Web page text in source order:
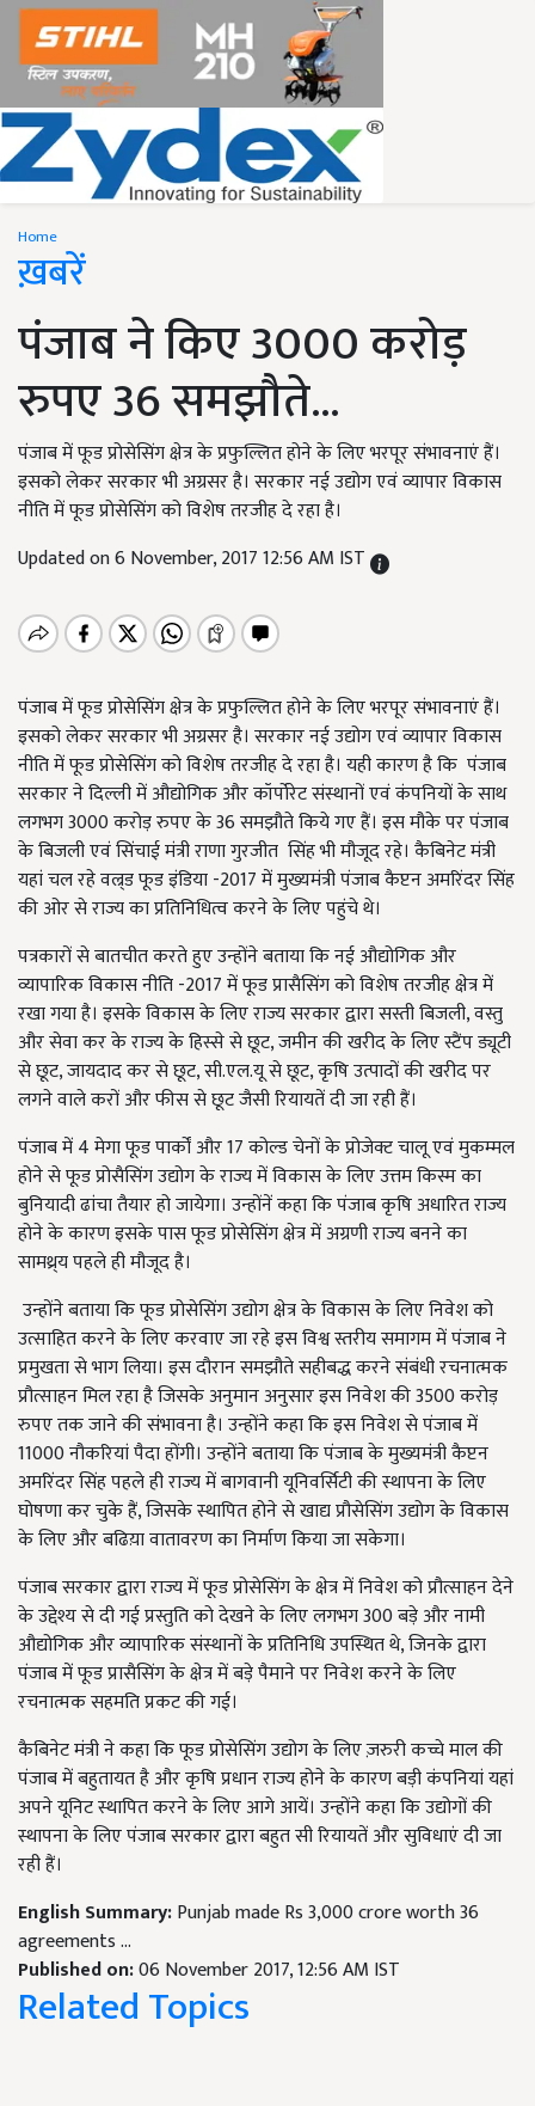
Home
ख़बरें
पंजाब ने किए 3000 करोड़
रुपए 36 समझौते...
पंजाब में फूड प्रोसेसिंग क्षेत्र के प्रफुल्लित होने के लिए भरपूर संभावनाएं हैं।
इसको लेकर सरकार भी अग्रसर है। सरकार नई उद्योग एवं व्यापार विकास
नीति में फूड प्रोसेसिंग को विशेष तरजीह दे रहा है।
Updated on 6 November, 2017 12:56 AM IST
पंजाब में फूड प्रोसेसिंग क्षेत्र के प्रफुल्लित होने के लिए भरपूर संभावनाएं हैं।
इसको लेकर सरकार भी अग्रसर है। सरकार नई उद्योग एवं व्यापार विकास
नीति में फूड प्रोसेसिंग को विशेष तरजीह दे रहा है। यही कारण है कि पंजाब
सरकार ने दिल्ली में औद्योगिक और कॉर्पोरेट संस्थानों एवं कंपनियों के साथ
लगभग 3000 करोड़ रुपए के 36 समझौते किये गए हैं। इस मौके पर पंजाब
के बिजली एवं सिंचाई मंत्री राणा गुरजीत सिंह भी मौजूद रहे। कैबिनेट मंत्री
यहां चल रहे वल्र्ड फूड इंडिया -2017 में मुख्यमंत्री पंजाब कैप्टन अमरिंदर सिंह
की ओर से राज्य का प्रतिनिधित्व करने के लिए पहुंचे थे।
पत्रकारों से बातचीत करते हुए उन्होंने बताया कि नई औद्योगिक और
व्यापारिक विकास नीति -2017 में फूड प्रासैसिंग को विशेष तरजीह क्षेत्र में
रखा गया है। इसके विकास के लिए राज्य सरकार द्वारा सस्ती बिजली, वस्तु
और सेवा कर के राज्य के हिस्से से छूट, जमीन की खरीद के लिए स्टैंप ड्यूटी
से छूट, जायदाद कर से छूट, सी.एल.यू से छूट, कृषि उत्पादों की खरीद पर
लगने वाले करों और फीस से छूट जैसी रियायतें दी जा रही हैं।
पंजाब में 4 मेगा फूड पार्कों और 17 कोल्ड चेनों के प्रोजेक्ट चालू एवं मुकम्मल
होने से फूड प्रोसैसिंग उद्योग के राज्य में विकास के लिए उत्तम किस्म का
बुनियादी ढांचा तैयार हो जायेगा। उन्होंनें कहा कि पंजाब कृषि अधारित राज्य
होने के कारण इसके पास फूड प्रोसेसिंग क्षेत्र में अग्रणी राज्य बनने का
सामथ्र्य पहले ही मौजूद है।
उन्होंने बताया कि फूड प्रोसेसिंग उद्योग क्षेत्र के विकास के लिए निवेश को
उत्साहित करने के लिए करवाए जा रहे इस विश्व स्तरीय समागम में पंजाब ने
प्रमुखता से भाग लिया। इस दौरान समझौते सहीबद्ध करने संबंधी रचनात्मक
प्रौत्साहन मिल रहा है जिसके अनुमान अनुसार इस निवेश की 3500 करोड़
रुपए तक जाने की संभावना है। उन्होंने कहा कि इस निवेश से पंजाब में
11000 नौकरियां पैदा होंगी। उन्होंने बताया कि पंजाब के मुख्यमंत्री कैप्टन
अमरिंदर सिंह पहले ही राज्य में बागवानी यूनिवर्सिटी की स्थापना के लिए
घोषणा कर चुके हैं, जिसके स्थापित होने से खाद्य प्रौसेसिंग उद्योग के विकास
के लिए और बढिय़ा वातावरण का निर्माण किया जा सकेगा।
पंजाब सरकार द्वारा राज्य में फूड प्रोसेसिंग के क्षेत्र में निवेश को प्रौत्साहन देने
के उद्देश्य से दी गई प्रस्तुति को देखने के लिए लगभग 300 बड़े और नामी
औद्योगिक और व्यापारिक संस्थानों के प्रतिनिधि उपस्थित थे, जिनके द्वारा
पंजाब में फूड प्रासैसिंग के क्षेत्र में बड़े पैमाने पर निवेश करने के लिए
रचनात्मक सहमति प्रकट की गई।
कैबिनेट मंत्री ने कहा कि फूड प्रोसेसिंग उद्योग के लिए ज़रुरी कच्चे माल की
पंजाब में बहुतायत है और कृषि प्रधान राज्य होने के कारण बड़ी कंपनियां यहां
अपने यूनिट स्थापित करने के लिए आगे आयें। उन्होंने कहा कि उद्योगों की
स्थापना के लिए पंजाब सरकार द्वारा बहुत सी रियायतें और सुविधाएं दी जा
रही हैं।
English Summary:Punjab made Rs 3,000 crore worth 36
agreements ...
Published on:06 November 2017, 12:56 AM IST
Related Topics